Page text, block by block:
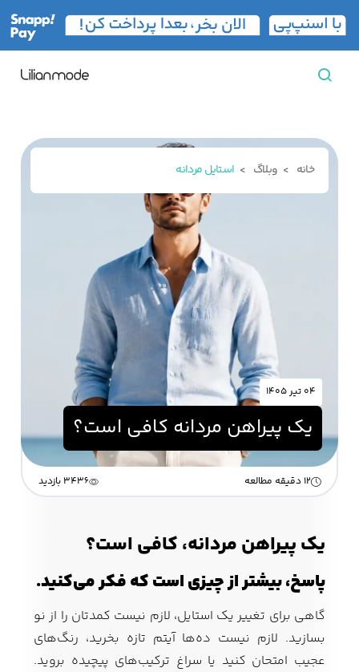
مردانه
تجهیزات سفر
زیبایی و سلامت
خانه و آشپزخانه
تیشرت مردانه پیراهن مردانه پولوشرت مردانه
بارانی مردانه پالتو مردانه
جوراب مردانه کت مردانه کاپشن و پافر مردانه
شلوارک مردانه ژاکت و پلیور مردانه شلوار کتان مردانه
سویشرت و هودی
مردانه
۰۴ تیر ۱۴۰۵
یک پیراهن مردانه کافی است؟
خانه وبلاگ استایل مردانه
12 دقیقه مطالعه 3436 بازدید
یک پیراهن مردانه، کافی است؟
پاسخ، بیشتر از چیزی است که فکر می‌کنید.
گاهی برای تغییر یک استایل، لازم نیست کمدتان را از نو
بسازید. لازم نیست ده‌ها آیتم تازه بخرید، رنگ‌های
عجیب امتحان کنید یا سراغ ترکیب‌های پیچیده بروید.